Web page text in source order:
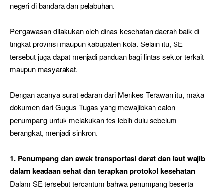
negeri di bandara dan pelabuhan.
Pengawasan dilakukan oleh dinas kesehatan daerah baik di
tingkat provinsi maupun kabupaten kota. Selain itu, SE
tersebut juga dapat menjadi panduan bagi lintas sektor terkait
maupun masyarakat.
Dengan adanya surat edaran dari Menkes Terawan itu, maka
dokumen dari Gugus Tugas yang mewajibkan calon
penumpang untuk melakukan tes lebih dulu sebelum
berangkat, menjadi sinkron.
1. Penumpang dan awak transportasi darat dan laut wajib
dalam keadaan sehat dan terapkan protokol kesehatan
Dalam SE tersebut tercantum bahwa penumpang beserta